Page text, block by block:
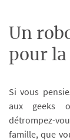
Un
pour la
Si vous
aux geeks
détrompez-
famille, que